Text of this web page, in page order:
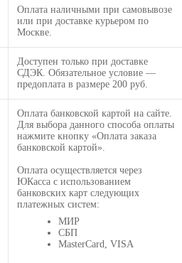
Оплата наличными при самовывозе
или при доставке курьером по
Москве.
Доступен только при доставке
СДЭК. Обязательное условие —
предоплата в размере 200 руб.
Оплата банковской картой на сайте.
Для выбора данного способа оплаты
нажмите кнопку «Оплата заказа
банковской картой».
Оплата осуществляется через
ЮКасса с использованием
банковских карт следующих
платежных систем:
МИР
СБП
MasterCard, VISA